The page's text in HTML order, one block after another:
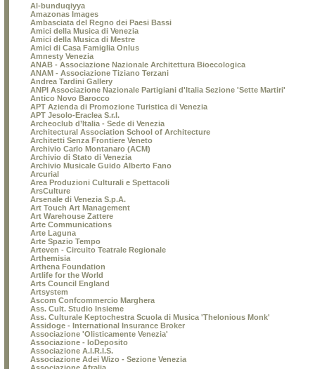
Al-bunduqiyya
Amazonas Images
Ambasciata del Regno dei Paesi Bassi
Amici della Musica di Venezia
Amici della Musica di Mestre
Amici di Casa Famiglia Onlus
Amnesty Venezia
ANAB - Associazione Nazionale Architettura Bioecologica
ANAM - Associazione Tiziano Terzani
Andrea Tardini Gallery
ANPI Associazione Nazionale Partigiani d'Italia Sezione 'Sette Martiri'
Antico Novo Barocco
APT Azienda di Promozione Turistica di Venezia
APT Jesolo-Eraclea S.r.l.
Archeoclub d’Italia - Sede di Venezia
Architectural Association School of Architecture
Architetti Senza Frontiere Veneto
Archivio Carlo Montanaro (ACM)
Archivio di Stato di Venezia
Archivio Musicale Guido Alberto Fano
Arcurial
Area Produzioni Culturali e Spettacoli
ArsCulture
Arsenale di Venezia S.p.A.
Art Touch Art Management
Art Warehouse Zattere
Arte Communications
Arte Laguna
Arte Spazio Tempo
Arteven - Circuito Teatrale Regionale
Arthemisia
Arthena Foundation
Artlife for the World
Arts Council England
Artsystem
Ascom Confcommercio Marghera
Ass. Cult. Studio Insieme
Ass. Culturale Keptochestra Scuola di Musica 'Thelonious Monk'
Assidoge - International Insurance Broker
Associazione 'Olisticamente Venezia'
Associazione - IoDeposito
Associazione A.I.R.I.S.
Associazione Adei Wizo - Sezione Venezia